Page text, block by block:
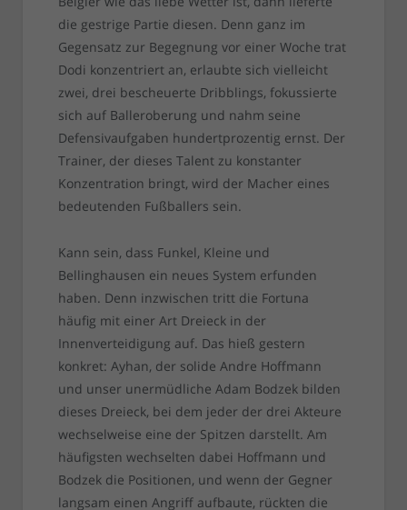
die gestrige Partie diesen. Denn ganz im
Gegensatz zur Begegnung vor einer Woche trat
Dodi konzentriert an, erlaubte sich vielleicht
zwei, drei bescheuerte Dribblings, fokussierte
sich auf Balleroberung und nahm seine
Defensivaufgaben hundertprozentig ernst. Der
Trainer, der dieses Talent zu konstanter
Konzentration bringt, wird der Macher eines
bedeutenden Fußballers sein.
Kann sein, dass Funkel, Kleine und
Bellinghausen ein neues System erfunden
haben. Denn inzwischen tritt die Fortuna
häufig mit einer Art Dreieck in der
Innenverteidigung auf. Das hieß gestern
konkret: Ayhan, der solide Andre Hoffmann
und unser unermüdliche Adam Bodzek bilden
dieses Dreieck, bei dem jeder der drei Akteure
wechselweise eine der Spitzen darstellt. Am
häufigsten wechselten dabei Hoffmann und
Bodzek die Positionen, und wenn der Gegner
langsam einen Angriff aufbaute, rückten die